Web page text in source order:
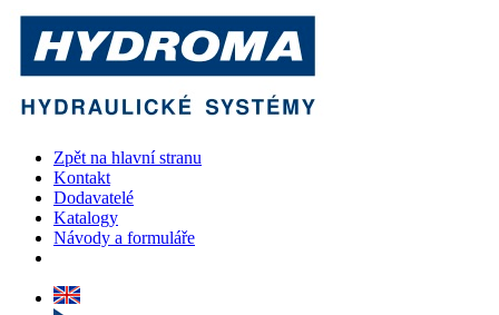
Zpět na hlavní stranu
Kontakt
Dodavatelé
Katalogy
Návody a formuláře